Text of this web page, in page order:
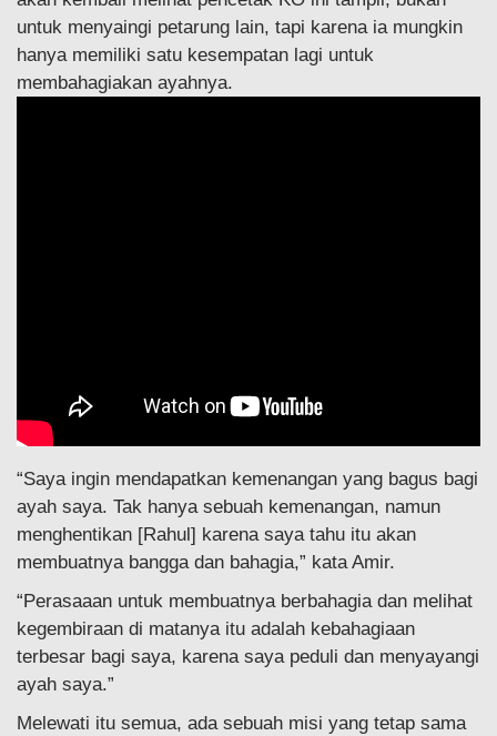
untuk menyaingi petarung lain, tapi karena ia mungkin
hanya memiliki satu kesempatan lagi untuk
membahagiakan ayahnya.
“Saya ingin mendapatkan kemenangan yang bagus bagi
ayah saya. Tak hanya sebuah kemenangan, namun
menghentikan [Rahul] karena saya tahu itu akan
membuatnya bangga dan bahagia,” kata Amir.
“Perasaaan untuk membuatnya berbahagia dan melihat
kegembiraan di matanya itu adalah kebahagiaan
terbesar bagi saya, karena saya peduli dan menyayangi
ayah saya.”
Melewati itu semua, ada sebuah misi yang tetap sama